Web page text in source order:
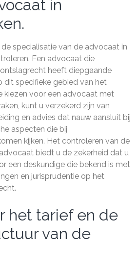
in
specialisatie van de advocaat in
Een advocaat die
heeft diepgaande
dit specifieke gebied van het
kiezen voor een advocaat met
kunt u verzekerd zijn van
en advies dat nauw aansluit bij
aspecten die bij
kijken. Het controleren van de
biedt u de zekerheid dat u
een deskundige die bekend is met
en jurisprudentie op het
het tarief en de
van de